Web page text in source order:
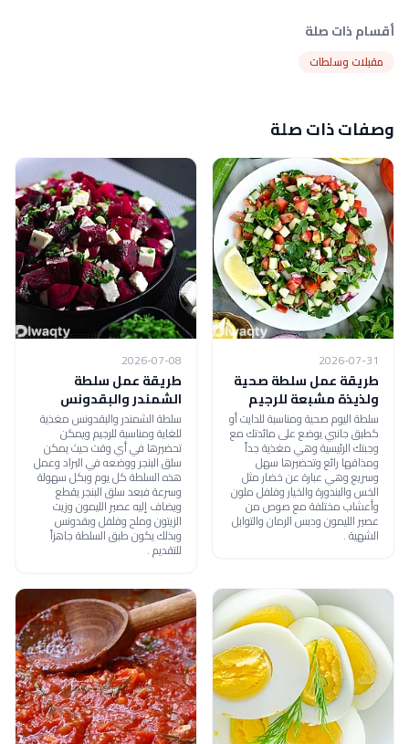
أقسام ذات صلة
مقبلات وسلطات
وصفات ذات صلة
2026-07-31
طريقة عمل سلطة صحية
ولذيذة مشبعة للرجيم
سلطة اليوم صحية ومناسبة للدايت أو
كطبق جانبي يوضع على مائدتك مع
وجبتك الرئيسية وهي مغذية جداً
ومذاقها رائع وتحضيرها سهل
وسريع وهي عبارة عن خضار مثل
الخس والبندورة والخيار وفلفل ملون
وأعشاب مختلفة مع صوص من
عصير الليمون ودبس الرمان والتوابل
الشهية .
2026-07-08
طريقة عمل سلطة
الشمندر والبقدونس
سلطة الشمندر والبقدونس مغذية
للغاية ومناسبة للرجيم ويمكن
تحضيرها في أي وقت حيث يمكن
سلق البنجر ووضعه في البراد وعمل
هذه السلطة كل يوم وبكل سهولة
وسرعة فبعد سلق البنجر يقطع
ويضاف إليه عصير الليمون وزيت
الزيتون وملح وفلفل وبقدونس
وبذلك يكون طبق السلطة جاهزاً
للتقديم .